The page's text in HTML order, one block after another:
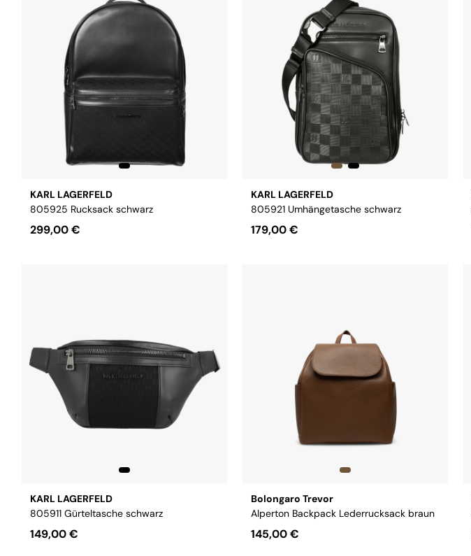
KARL LAGERFELD
805925 Rucksack schwarz
299,00 €
KARL LAGERFELD
805921 Umhängetasche schwarz
179,00 €
KARL LAGERFELD
805911 Gürteltasche schwarz
149,00 €
Bolongaro Trevor
Alperton Backpack Lederrucksack braun
145,00 €